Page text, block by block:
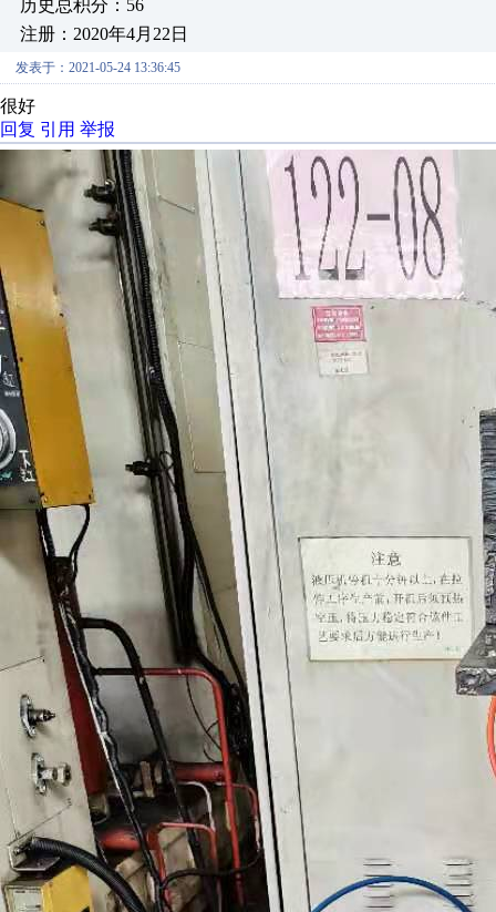
历史总积分：56
注册：2020年4月22日
发表于：2021-05-24 13:36:45
很好
回复 引用 举报